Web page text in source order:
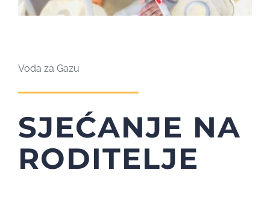
Voda za Gazu
SJEĆANJE NA
RODITELJE